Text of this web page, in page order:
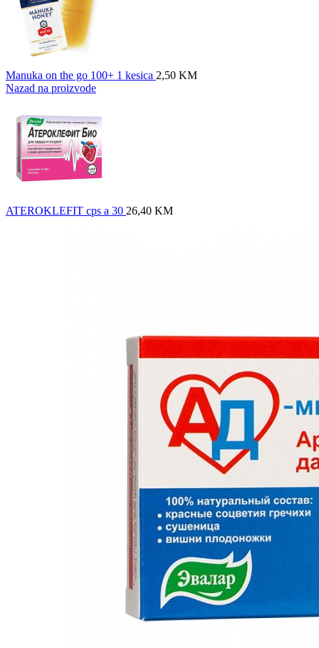
Manuka on the go 100+ 1 kesica 2,50 KM
Nazad na proizvode
ATEROKLEFIT cps a 30 26,40 KM